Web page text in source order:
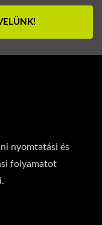
nyomtatási és
folyamatot